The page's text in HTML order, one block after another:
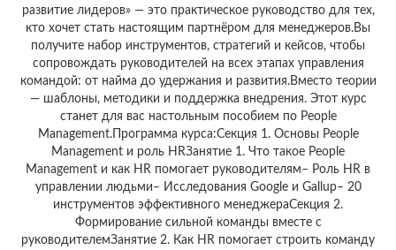
развитие лидеров» — это практическое руководство для тех,
кто хочет стать настоящим партнёром для менеджеров.Вы
получите набор инструментов, стратегий и кейсов, чтобы
сопровождать руководителей на всех этапах управления
командой: от найма до удержания и развития.Вместо теории
— шаблоны, методики и поддержка внедрения. Этот курс
станет для вас настольным пособием по People
Management.Программа курса:Секция 1. Основы People
Management и роль HRЗанятие 1. Что такое People
Management и как HR помогает руководителям– Роль HR в
управлении людьми– Исследования Google и Gallup– 20
инструментов эффективного менеджераСекция 2.
Формирование сильной команды вместе с
руководителемЗанятие 2. Как HR помогает строить команду